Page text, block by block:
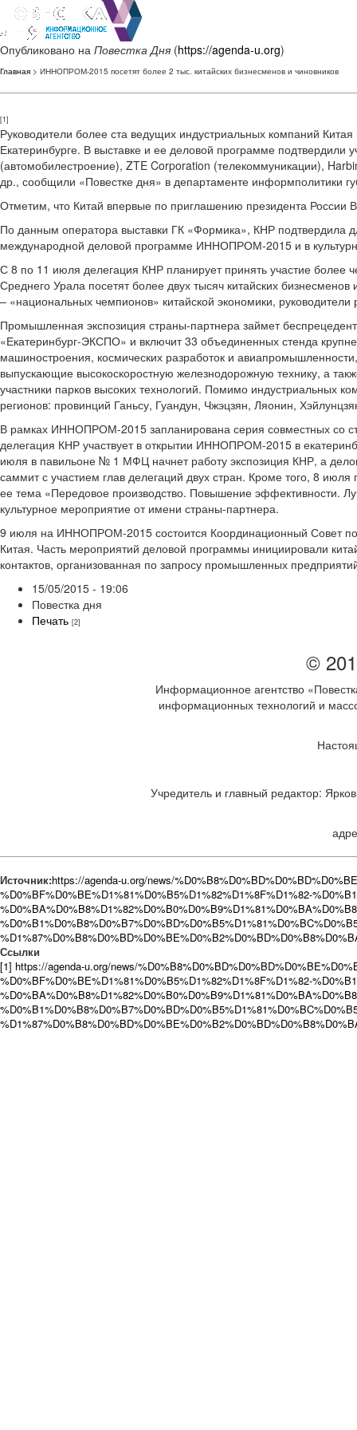
Опубликовано на Повестка Дня (https://agenda-u.org)
Главная > ИННОПРОМ-2015 посетят более 2 тыс. китайских бизнесменов и чиновников
[1]
Руководители более ста ведущих индустриальных компаний
Екатеринбурге. В выставке и ее деловой программе подтвердили
(автомобилестроение), ZTE Corporation (телекоммуникации),
др., сообщили «Повестке дня» в департаменте информполитики
Отметим, что Китай впервые по приглашению президента
По данным оператора выставки ГК «Формика», КНР подтвердила
международной деловой программе ИННОПРОМ-2015 и в
С 8 по 11 июля делегация КНР планирует принять участие более
Среднего Урала посетят более двух тысяч китайских
– «национальных чемпионов» китайской экономики, руководители
Промышленная экспозиция страны-партнера займет
«Екатеринбург-ЭКСПО» и включит 33 объединенных стенда
машиностроения, космических разработок и
выпускающие высокоскоростную железнодорожную технику, а
участники парков высоких технологий. Помимо индустриальных
регионов: провинций Ганьсу, Гуандун, Чжэцзян, Ляонин,
В рамках ИННОПРОМ-2015 запланирована серия совместных со
делегация КНР участвует в открытии ИННОПРОМ-2015 в
июля в павильоне № 1 МФЦ начнет работу экспозиция КНР, а
саммит с участием глав делегаций двух стран. Кроме того, 8
ее тема «Передовое производство. Повышение эффективности.
культурное мероприятие от имени страны-партнера.
9 июля на ИННОПРОМ-2015 состоится Координационный Совет
Китая. Часть мероприятий деловой программы инициировали
контактов, организованная по запросу промышленных
15/05/2015 - 19:06
Повестка дня
Печать [2]
©
Информационное агентство
информационных технологий и
Учредитель и главный редактор:
Источник:https://agenda-u.org/news/
%D0%BF%D0%BE%D1%81%D0%B5%D1%82%D1%8F%D1%82-
Ссылки
[1] https://agenda-u.org/news/
%D0%BF%D0%BE%D1%81%D0%B5%D1%82%D1%8F%D1%82-